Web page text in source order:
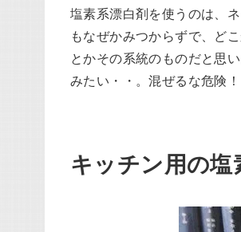
塩素系漂白剤を使うのは、
もなぜかみつからずで、ど
とかその系統のものだと思
みたい・・。混ぜるな危険
キッチン用の塩